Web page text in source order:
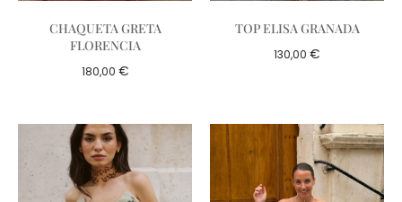
CHAQUETA GRETA
FLORENCIA
180,00 €
TOP ELISA GRANADA
130,00 €